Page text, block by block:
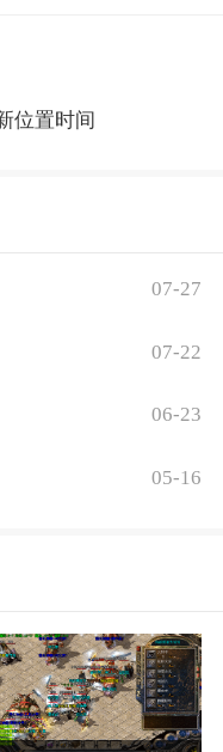
位置时间
07-27
07-22
06-23
05-16